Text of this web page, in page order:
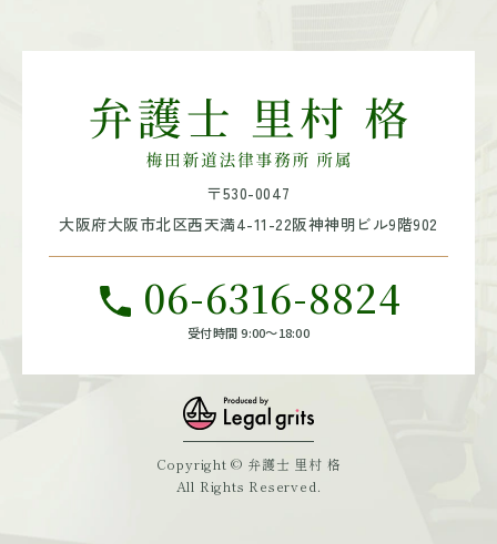
〒530-0047
大阪府大阪市北区西天満4-11-22阪神神明ビル9階902
06-6316-8824
受付時間 9:00～18:00
Copyright © 弁護士 里村 格
All Rights Reserved.